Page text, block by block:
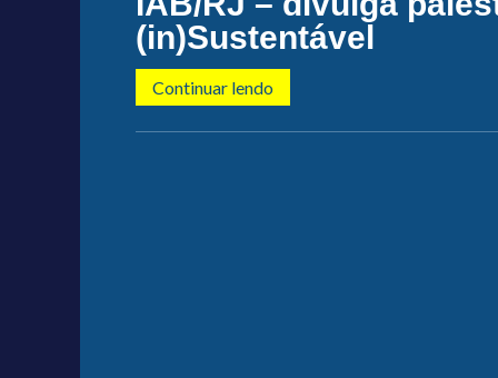
(in)Sustentável
Continuar lendo